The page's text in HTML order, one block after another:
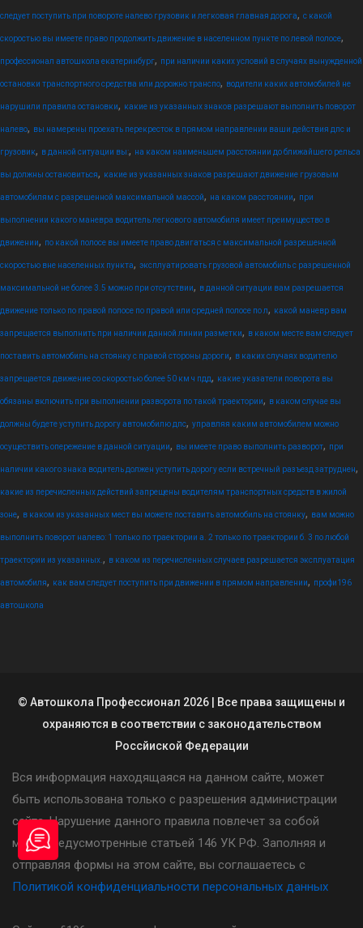
следует поступить при повороте налево грузовик и легковая главная дорога, с какой
скоростью вы имеете право продолжить движение в населенном пункте по левой полосе,
профессионал автошкола екатеринбург, при наличии каких условий в случаях вынужденной
остановки транспортного средства или дорожно транспо, водители каких автомобилей не
нарушили правила остановки, какие из указанных знаков разрешают выполнить поворот
налево, вы намерены проехать перекресток в прямом направлении ваши действия дпс и
грузовик, в данной ситуации вы:, на каком наименьшем расстоянии до ближайшего рельса
вы должны остановиться, какие из указанных знаков разрешают движение грузовым
автомобилям с разрешенной максимальной массой, на каком расстоянии, при
выполнении какого маневра водитель легкового автомобиля имеет преимущество в
движении, по какой полосе вы имеете право двигаться с максимальной разрешенной
скоростью вне населенных пункта, эксплуатировать грузовой автомобиль с разрешенной
максимальной не более 3.5 можно при отсутствии, в данной ситуации вам разрешается
движение только по правой полосе по правой или средней полосе по л, какой маневр вам
запрещается выполнить при наличии данной линии разметки, в каком месте вам следует
поставить автомобиль на стоянку с правой стороны дороги, в каких случаях водителю
запрещается движение со скоростью более 50 км ч пдд, какие указатели поворота вы
обязаны включить при выполнении разворота по такой траектории, в каком случае вы
должны будете уступить дорогу автомобилю дпс, управляя каким автомобилем можно
осуществить опережение в данной ситуации, вы имеете право выполнить разворот, при
наличии какого знака водитель должен уступить дорогу если встречный разъезд затруднен,
какие из перечисленных действий запрещены водителям транспортных средств в жилой
зоне, в каком из указанных мест вы можете поставить автомобиль на стоянку, вам можно
выполнить поворот налево: 1 только по траектории а. 2 только по траектории б. 3 по любой
траектории из указанных. , в каком из перечисленных случаев разрешается эксплуатация
автомобиля, как вам следует поступить при движении в прямом направлении, профи196
автошкола
© Автошкола Профессионал 2026 | Все права защищены и
охраняются в соответствии с законодательством
Россйиской Федерации
Вся информация находящаяся на данном сайте, может
быть использована только с разрешения администрации
сайта. Нарушение данного правила повлечет за собой
меры предусмотренные статьей 146 УК РФ. Заполняя и
отправляя формы на этом сайте, вы соглашаетесь с
Политикой конфиденциальности персональных данных